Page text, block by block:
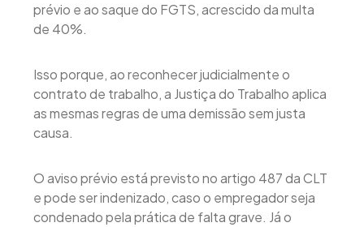
prévio e ao saque do FGTS, acrescido da multa
de 40%.
Isso porque, ao reconhecer judicialmente o
contrato de trabalho, a Justiça do Trabalho aplica
as mesmas regras de uma demissão sem justa
causa.
O aviso prévio está previsto no artigo 487 da CLT
e pode ser indenizado, caso o empregador seja
condenado pela prática de falta grave. Já o